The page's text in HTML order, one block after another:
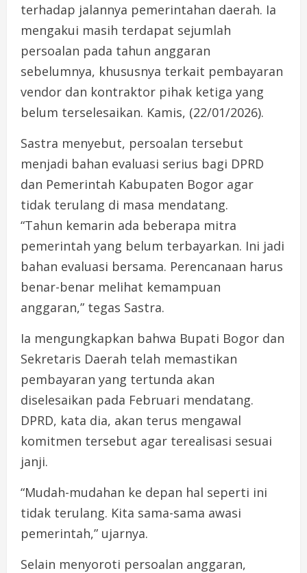
terhadap jalannya pemerintahan daerah. Ia
mengakui masih terdapat sejumlah
persoalan pada tahun anggaran
sebelumnya, khususnya terkait pembayaran
vendor dan kontraktor pihak ketiga yang
belum terselesaikan. Kamis, (22/01/2026).
Sastra menyebut, persoalan tersebut
menjadi bahan evaluasi serius bagi DPRD
dan Pemerintah Kabupaten Bogor agar
tidak terulang di masa mendatang.
“Tahun kemarin ada beberapa mitra
pemerintah yang belum terbayarkan. Ini jadi
bahan evaluasi bersama. Perencanaan harus
benar-benar melihat kemampuan
anggaran,” tegas Sastra.
Ia mengungkapkan bahwa Bupati Bogor dan
Sekretaris Daerah telah memastikan
pembayaran yang tertunda akan
diselesaikan pada Februari mendatang.
DPRD, kata dia, akan terus mengawal
komitmen tersebut agar terealisasi sesuai
janji.
“Mudah-mudahan ke depan hal seperti ini
tidak terulang. Kita sama-sama awasi
pemerintah,” ujarnya.
Selain menyoroti persoalan anggaran,